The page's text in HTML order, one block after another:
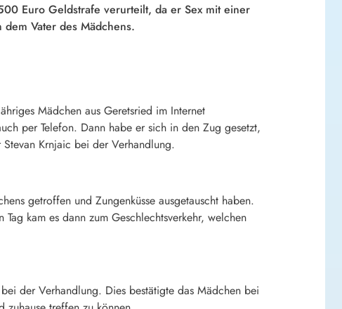
Euro Geldstrafe verurteilt, da er Sex mit einer
Vater des Mädchens.
Mädchen aus Geretsried im Internet
per Telefon. Dann habe er sich in den Zug gesetzt,
Krnjaic bei der Verhandlung.
getroffen und Zungenküsse ausgetauscht haben.
kam es dann zum Geschlechtsverkehr, welchen
der Verhandlung. Dies bestätigte das Mädchen bei